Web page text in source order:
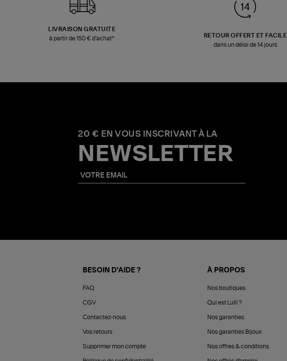
LIVRAISON GRATUITE
à partir de 150 € d'achat*
RETOUR OFFERT ET FACILE
dans un délai de 14 jours
20 € EN VOUS INSCRIVANT À LA
NEWSLETTER
BESOIN D'AIDE ?
FAQ
CGV
Contactez-nous
Vos retours
Supprimer mon compte
À PROPOS
Nos boutiques
Qui est Lulli ?
Nos garanties
Nos garanties Bijoux
Nos offres & conditions